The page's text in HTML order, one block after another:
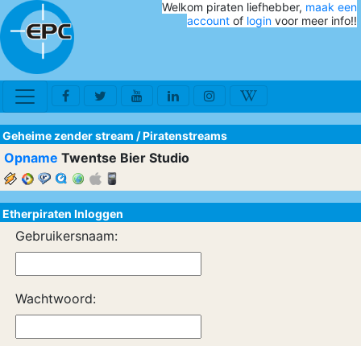
Welkom piraten liefhebber, maak een
account of login voor meer info!!
Geheime zender stream /Piratenstreams
Opname Twentse Bier Studio
Etherpiraten Inloggen
Gebruikersnaam:
Wachtwoord: